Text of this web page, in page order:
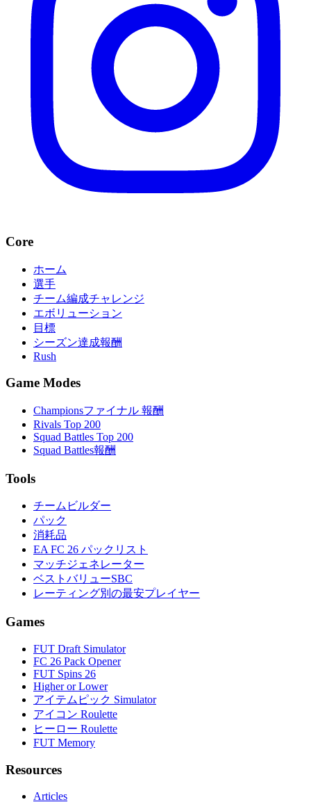
Core
ホーム
選手
チーム編成チャレンジ
エボリューション
目標
シーズン達成報酬
Rush
Game Modes
Championsファイナル 報酬
Rivals Top 200
Squad Battles Top 200
Squad Battles報酬
Tools
チームビルダー
パック
消耗品
EA FC 26 パックリスト
マッチジェネレーター
ベストバリューSBC
レーティング別の最安プレイヤー
Games
FUT Draft Simulator
FC 26 Pack Opener
FUT Spins 26
Higher or Lower
アイテムピック Simulator
アイコン Roulette
ヒーロー Roulette
FUT Memory
Resources
Articles